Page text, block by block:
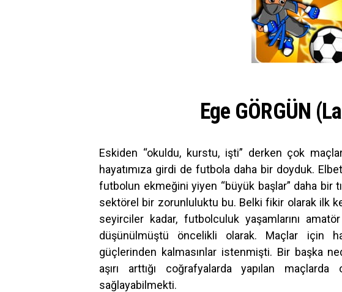
Ege GÖRGÜN
Eskiden “okuldu, kurstu, işti” derken çok
hayatımıza girdi de futbola daha bir doyduk.
futbolun ekmeğini yiyen “büyük başlar” daha bir
sektörel bir zorunluluktu bu. Belki fikir olarak ilk
seyirciler kadar, futbolculuk yaşamlarını
düşünülmüştü öncelikli olarak. Maçlar için
güçlerinden kalmasınlar istenmişti. Bir başka
aşırı arttığı coğrafyalarda yapılan
sağlayabilmekti.